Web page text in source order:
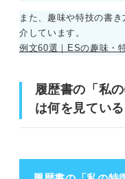
また、趣味や特技の書
介しています。
例文60選｜ESの趣味・
履歴書の「私
は何を見ている